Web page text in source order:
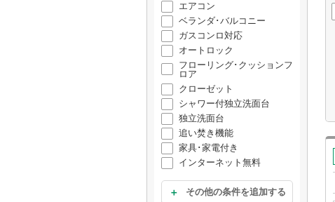
エアコン
ベランダ･バルコニー
ガスコンロ対応
オートロック
フローリング･クッションフ
ロア
クローゼット
シャワー付独立洗面台
独立洗面台
追い焚き機能
家具･家電付き
インターネット無料
その他の条件を追加する